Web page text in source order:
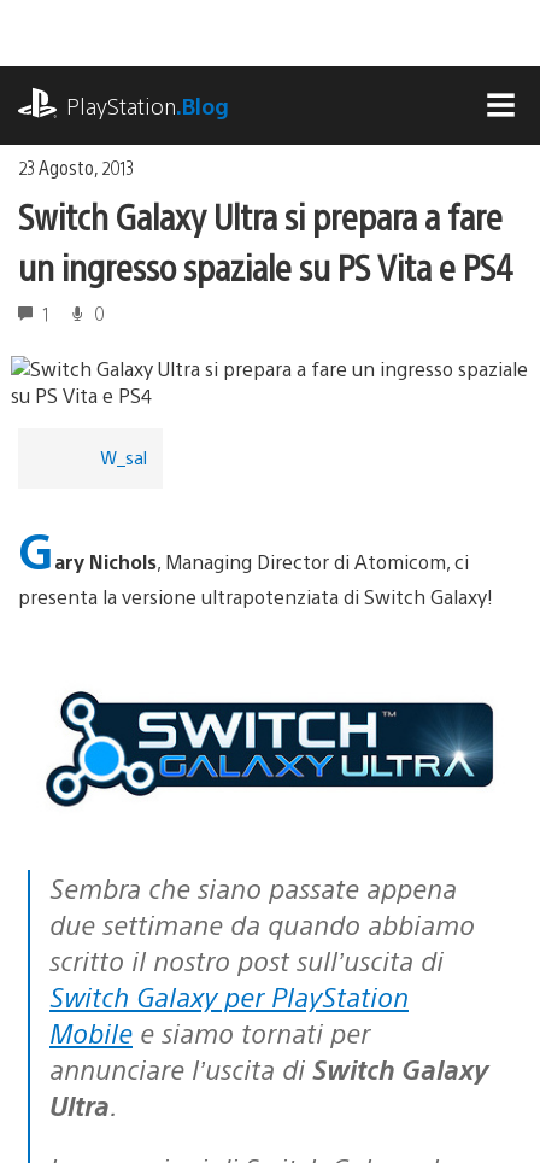
contenuto
PlayStation.Blog
23 Agosto, 2013
Switch Galaxy Ultra si prepara a fare
un ingresso spaziale su PS Vita e PS4
1 0
W_sal
Gary Nichols, Managing Director di Atomicom, ci
presenta la versione ultrapotenziata di Switch Galaxy!
Sembra che siano passate appena
due settimane da quando abbiamo
scritto il nostro post sull’uscita di
Switch Galaxy per PlayStation
Mobile e siamo tornati per
annunciare l’uscita di Switch Galaxy
Ultra.